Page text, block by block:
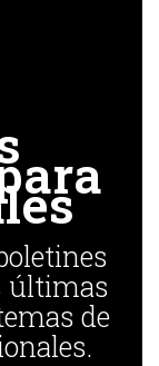
últimas
de